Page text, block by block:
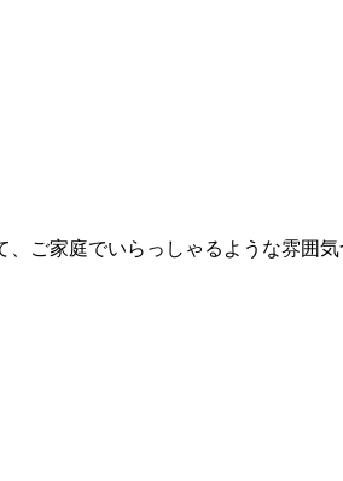
ご家庭でいらっしゃるような雰囲